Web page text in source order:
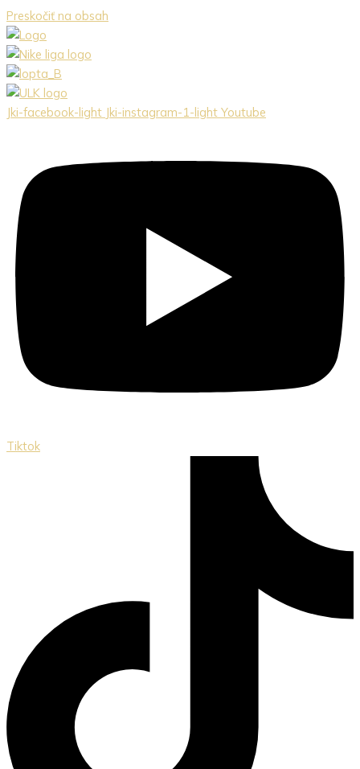
Preskočiť na obsah
Jki-facebook-light Jki-instagram-1-light Youtube
Tiktok